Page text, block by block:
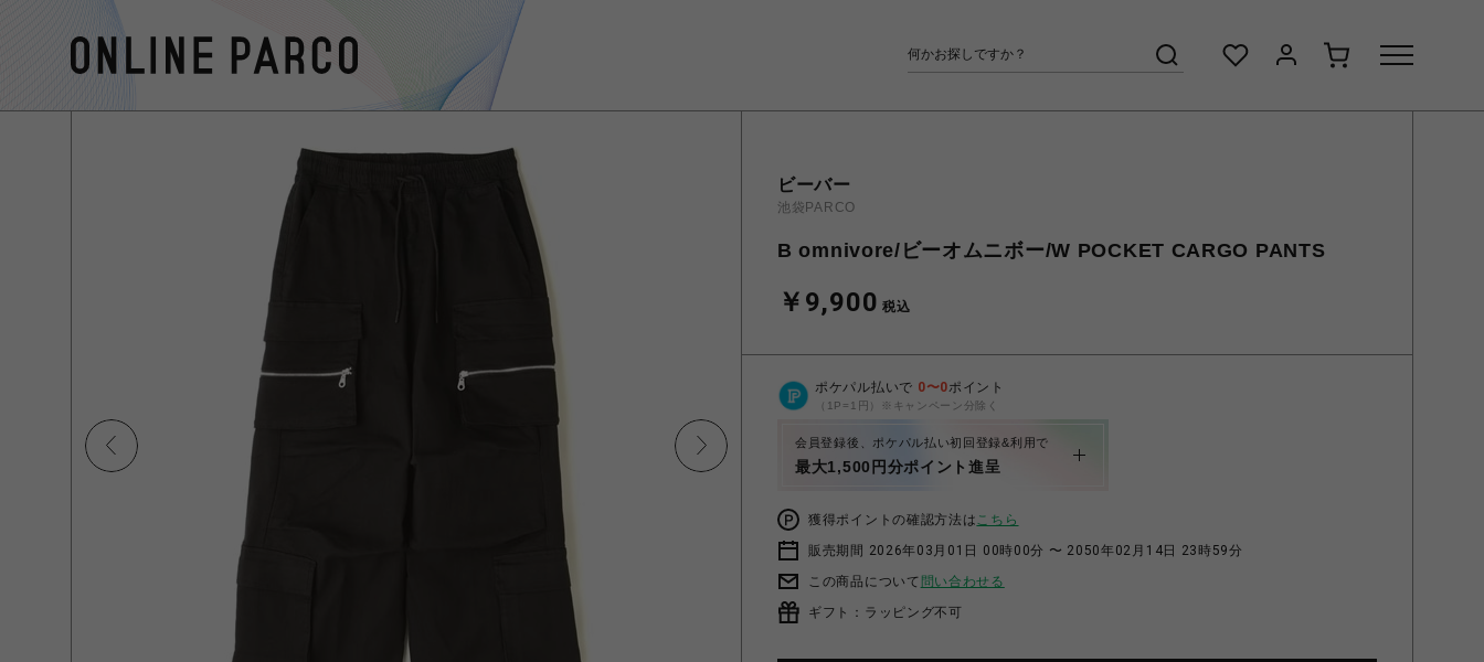
ビーバー
池袋PARCO
B omnivore/ビーオムニボー/W POCKET CARGO PANTS
￥9,900 税込
ポケパル払いで 0〜0ポイント
（1P=1円）※キャンペーン分除く
会員登録後、ポケパル払い初回登録&利用で
最大1,500円分ポイント進呈
獲得ポイントの確認方法はこちら
販売期間 2026年03月01日 00時00分 〜 2050年02月14日 23時59分
この商品について 問い合わせる
ギフト：ラッピング不可